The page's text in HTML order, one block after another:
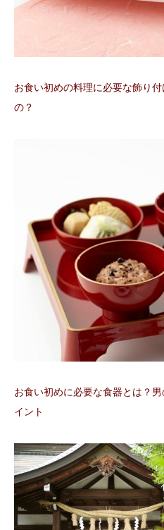
お食い初めの料理に必要な飾り
の？
お食い初めに必要な食器とは？
イント